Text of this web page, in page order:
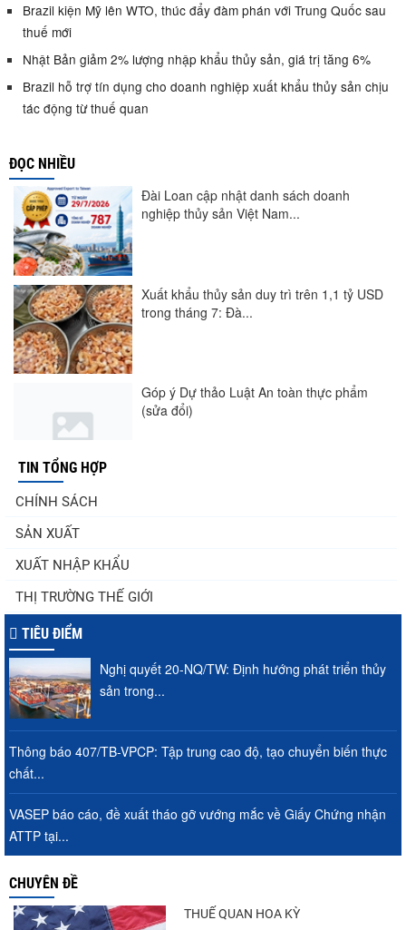
Brazil kiện Mỹ lên WTO, thúc đẩy đàm phán với Trung Quốc sau
thuế mới
Nhật Bản giảm 2% lượng nhập khẩu thủy sản, giá trị tăng 6%
Brazil hỗ trợ tín dụng cho doanh nghiệp xuất khẩu thủy sản chịu
tác động từ thuế quan
ĐỌC NHIỀU
Đài Loan cập nhật danh sách doanh
nghiệp thủy sản Việt Nam...
Xuất khẩu thủy sản duy trì trên 1,1 tỷ USD
trong tháng 7: Đà...
Góp ý Dự thảo Luật An toàn thực phẩm
(sửa đổi)
Thuế Mục 301 và bài toán thích ứng của
tôm Việt tại thị...
Nguồn cung giảm, giá cá rô phi Trung
Quốc tiếp tục tăng
TIN TỔNG HỢP
CHÍNH SÁCH
SẢN XUẤT
XUẤT NHẬP KHẨU
THỊ TRƯỜNG THẾ GIỚI
TIÊU ĐIỂM
Nghị quyết 20-NQ/TW: Định hướng phát triển thủy
sản trong...
Thông báo 407/TB-VPCP: Tập trung cao độ, tạo chuyển biến thực
chất...
VASEP báo cáo, đề xuất tháo gỡ vướng mắc về Giấy Chứng nhận
ATTP tại...
CHUYÊN ĐỀ
THUẾ QUAN HOA KỲ